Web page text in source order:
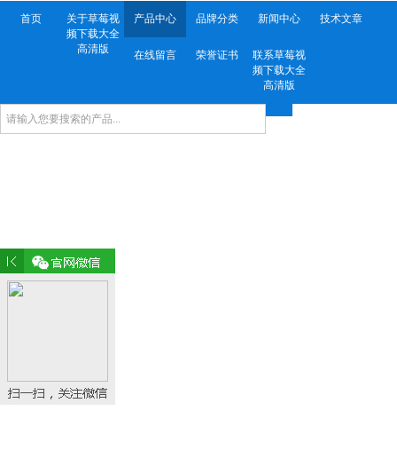
首页
关于草莓视
频下载大全
高清版
产品中心 品牌分类 新闻中心 技术文章
在线留言 荣誉证书
联系草莓视
频下载大全
高清版